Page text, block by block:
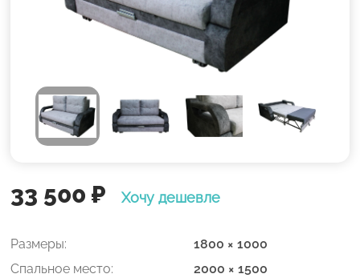
33 500 ₽ Хочу дешевле
Размеры:
1800 × 1000
Спальное место:
2000 × 1500